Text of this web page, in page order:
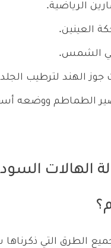
الرياضية.
العينين.
الشمس.
جوز الهند لترطيب
الطماطم ووضعه
الهالات
الطرق التي ذكرناها